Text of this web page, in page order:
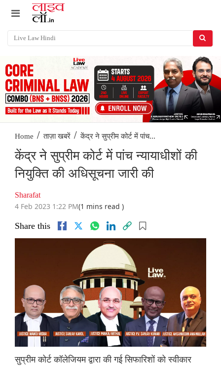
Home / ताज़ा खबरें / केंद्र ने सुप्रीम कोर्ट में पांच...
केंद्र ने सुप्रीम कोर्ट में पांच न्यायाधीशों की
नियुक्ति की अधिसूचना जारी की
Sharafat
4 Feb 2023 1:22 PM(1 mins read )
Share this
सुप्रीम कोर्ट कॉलेजियम द्वारा की गई सिफारिशों को स्वीकार